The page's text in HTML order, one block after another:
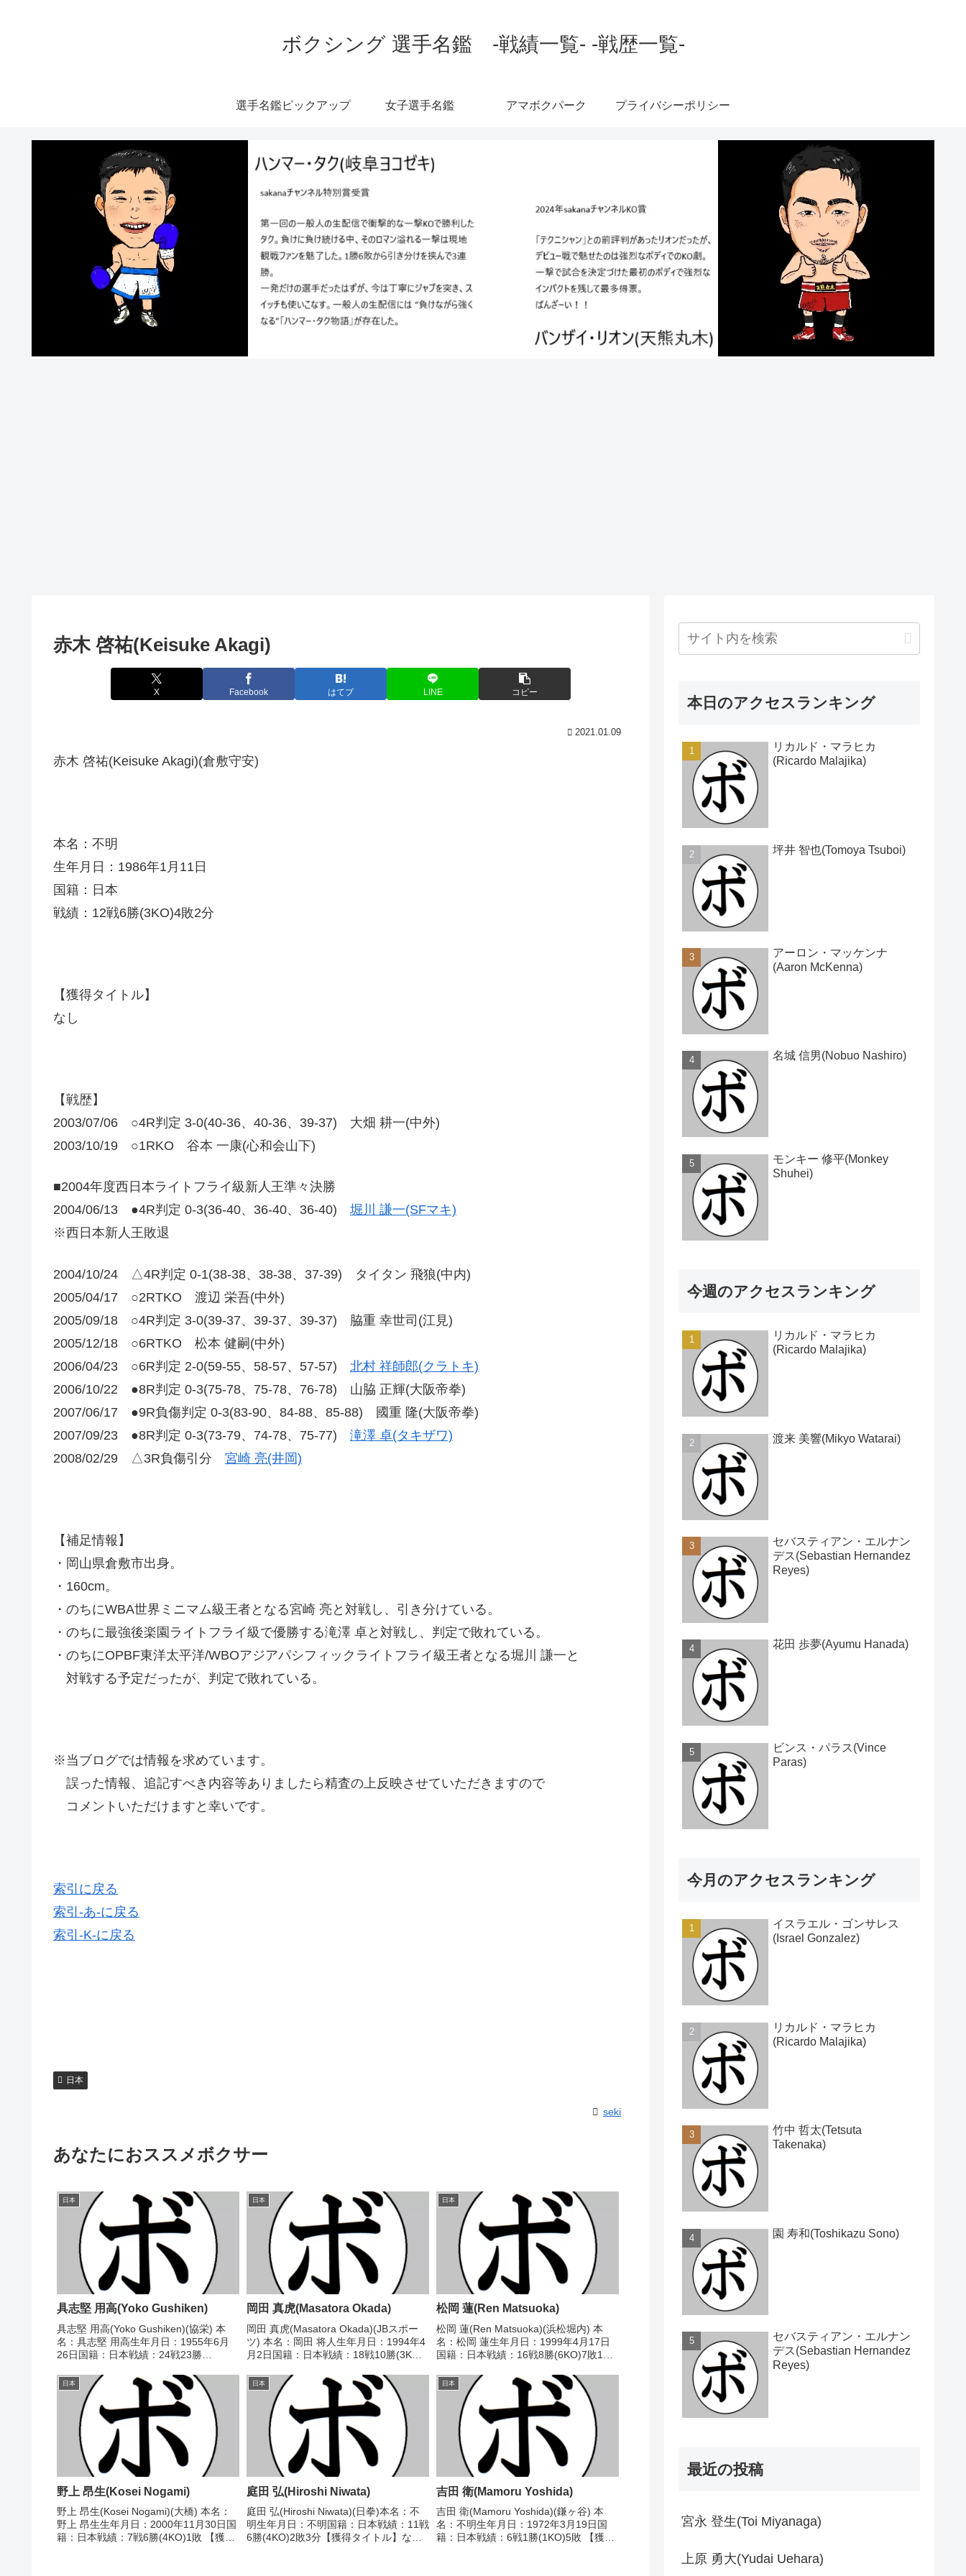
ボクシング 選手名鑑 -戦績一覧- -戦歴一覧-
選手名鑑ピックアップ 女子選手名鑑 アマボクパーク プライバシーポリシー
赤木 啓祐(Keisuke Akagi)
X Facebook はてブ LINE コピー
2021.01.09
赤木 啓祐(Keisuke Akagi)(倉敷守安)
本名：不明
生年月日：1986年1月11日
国籍：日本
戦績：12戦6勝(3KO)4敗2分
【獲得タイトル】
なし
【戦歴】
2003/07/06 ○4R判定 3-0(40-36、40-36、39-37) 大畑 耕一(中外)
2003/10/19 ○1RKO 谷本 一康(心和会山下)
■2004年度西日本ライトフライ級新人王準々決勝
2004/06/13 ●4R判定 0-3(36-40、36-40、36-40) 堀川 謙一(SFマキ)
※西日本新人王敗退
2004/10/24 △4R判定 0-1(38-38、38-38、37-39) タイタン 飛狼(中内)
2005/04/17 ○2RTKO 渡辺 栄吾(中外)
2005/09/18 ○4R判定 3-0(39-37、39-37、39-37) 脇重 幸世司(江見)
2005/12/18 ○6RTKO 松本 健嗣(中外)
2006/04/23 ○6R判定 2-0(59-55、58-57、57-57) 北村 祥師郎(クラトキ)
2006/10/22 ●8R判定 0-3(75-78、75-78、76-78) 山脇 正輝(大阪帝拳)
2007/06/17 ●9R負傷判定 0-3(83-90、84-88、85-88) 國重 隆(大阪帝拳)
2007/09/23 ●8R判定 0-3(73-79、74-78、75-77) 滝澤 卓(タキザワ)
2008/02/29 △3R負傷引分 宮崎 亮(井岡)
【補足情報】
・岡山県倉敷市出身。
・160cm。
・のちにWBA世界ミニマム級王者となる宮崎 亮と対戦し、引き分けている。
・のちに最強後楽園ライトフライ級で優勝する滝澤 卓と対戦し、判定で敗れている。
・のちにOPBF東洋太平洋/WBOアジアパシフィックライトフライ級王者となる堀川 謙一と
対戦する予定だったが、判定で敗れている。
※当ブログでは情報を求めています。
誤った情報、追記すべき内容等ありましたら精査の上反映させていただきますので
コメントいただけますと幸いです。
索引に戻る
索引-あ-に戻る
索引-K-に戻る
日本
seki
あなたにおススメボクサー
日本
具志堅 用高(Yoko Gushiken)
具志堅 用高(Yoko Gushiken)(協栄) 本
名：具志堅 用高生年月日：1955年6月
26日国籍：日本戦績：24戦23勝
インターハイモスキート級優勝(アマチ
ュア)第3代WBA世界ライトフ...
日本
岡田 真虎(Masatora Okada)
岡田 真虎(Masatora Okada)(JBスポー
ツ) 本名：岡田 将人生年月日：1994年4
月2日国籍：日本戦績：18戦10勝(3KO)6
ーナメントミニマム級優勝2025年度日
本ミニマム級最強...
日本
松岡 蓮(Ren Matsuoka)
松岡 蓮(Ren Matsuoka)(浜松堀内) 本
名：松岡 蓮生年月日：1999年4月17日
国籍：日本戦績：16戦8勝(6KO)7敗1
イト級新人王2019年度中日本ライト級
新人王2023年度中日本ウ...
日本
野上 昂生(Kosei Nogami)
野上 昂生(Kosei Nogami)(大橋) 本名：
野上 昂生生年月日：2000年11月30日国
籍：日本戦績：7戦6勝(4KO)1敗 【獲得
日本
庭田 弘(Hiroshi Niwata)
庭田 弘(Hiroshi Niwata)(日拳)本名：不
明生年月日：不明国籍：日本戦績：11戦
6勝(4KO)2敗3分【獲得タイトル】なし
日本
吉田 衛(Mamoru Yoshida)
吉田 衛(Mamoru Yoshida)(鎌ヶ谷) 本
名：不明生年月日：1972年3月19日国
籍：日本戦績：6戦1勝(1KO)5敗 【獲得
本日のアクセスランキング
リカルド・マラヒカ
(Ricardo Malajika)
坪井 智也(Tomoya Tsuboi)
アーロン・マッケンナ
(Aaron McKenna)
名城 信男(Nobuo Nashiro)
モンキー 修平(Monkey
Shuhei)
今週のアクセスランキング
リカルド・マラヒカ
(Ricardo Malajika)
渡来 美響(Mikyo Watarai)
セバスティアン・エルナン
デス(Sebastian Hernandez
Reyes)
花田 歩夢(Ayumu Hanada)
ビンス・パラス(Vince
Paras)
今月のアクセスランキング
イスラエル・ゴンサレス
(Israel Gonzalez)
リカルド・マラヒカ
(Ricardo Malajika)
竹中 哲太(Tetsuta
Takenaka)
園 寿和(Toshikazu Sono)
セバスティアン・エルナン
デス(Sebastian Hernandez
Reyes)
最近の投稿
宮永 登生(Toi Miyanaga)
上原 勇大(Yudai Uehara)